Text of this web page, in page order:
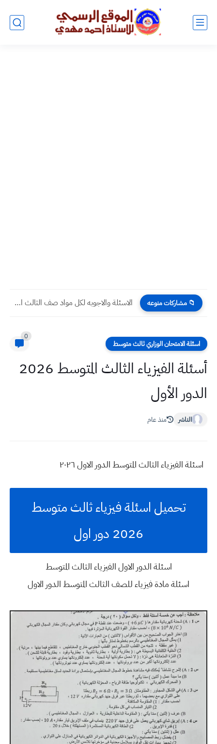
📁 مشاركات منوعه الاسئلة والاجوبه لكل مواد صف الثالث المتوسط من امتحانات الدور...
اسئلة الامتحان الوزاري ثالث متوسط
0
أسئلة الفيزياء الثالث المتوسط 2026
الدور الأول
الناشر منذ عام
اسئلة الفيزياء الثالث المتوسط الدور الاول ٢٠٢٦
تحميل اسئلة فيزياء ثالث متوسط
2026 دور اول
اسئلة الدور الاول الفيزياء الثالث المتوسط
اسئلة مادة فيزياء للصف الثالث المتوسط الدور الاول